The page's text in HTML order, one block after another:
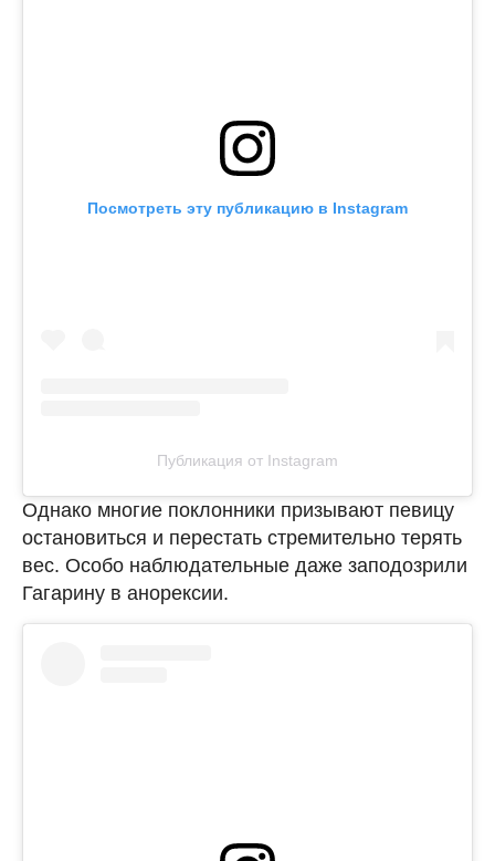
Посмотреть эту публикацию в Instagram
Публикация от Instagram
Однако многие поклонники призывают певицу
остановиться и перестать стремительно терять
вес. Особо наблюдательные даже заподозрили
Гагарину в анорексии.